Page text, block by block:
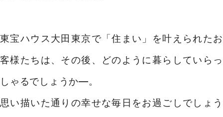
東宝ハウス大田東京で「住まい」を叶えられたお
客様たちは、 その後、どのように暮らしていらっ
しゃるでしょうか―。
思い描いた通りの幸せな毎日をお過ごしでしょう